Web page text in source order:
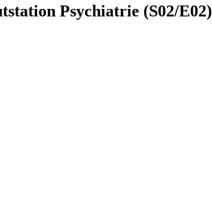
Psychiatrie (S02/E02)